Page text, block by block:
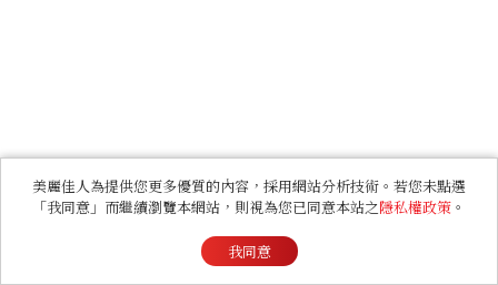
美麗佳人為提供您更多優質的內容，採用網站分析技術。若您未點選
「我同意」而繼續瀏覽本網站，則視為您已同意本站之隱私權政策 。
我同意